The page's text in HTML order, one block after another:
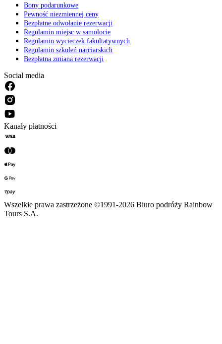
Bony podarunkowe
Pewność niezmiennej ceny
Bezpłatne odwołanie rezerwacji
Regulamin miejsc w samolocie
Regulamin wycieczek fakultatywnych
Regulamin szkoleń narciarskich
Bezpłatna zmiana rezerwacji
Social media
Kanały płatności
Wszelkie prawa zastrzeżone ©1991-2026 Biuro podróży Rainbow
Tours S.A.